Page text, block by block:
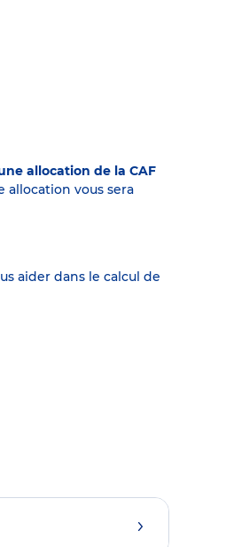
allocation de la CAF
allocation vous sera
aider dans le calcul de